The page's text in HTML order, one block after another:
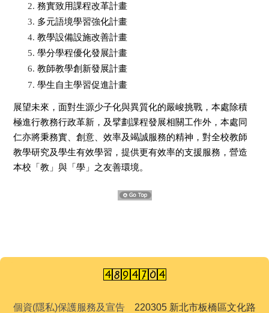
務實致用課程改革計畫
多元語境學習強化計畫
教學設備設施改善計畫
學分學程優化發展計畫
教師教學創新發展計畫
學生自主學習促進計畫
展望未來，面對生源少子化與異質化的嚴峻挑戰，本處除積
極進行教務行政革新，及擘劃課程發展相關工作外，本處同
仁亦將秉務實、創意、效率及竭誠服務的精神，對全校教師
教學研究及學生有效學習，提供更有效率的支援服務，營造
本校「教」與「學」之友善環境。
個資(隱私)保護服務及宣告 220305 新北市板橋區文化路